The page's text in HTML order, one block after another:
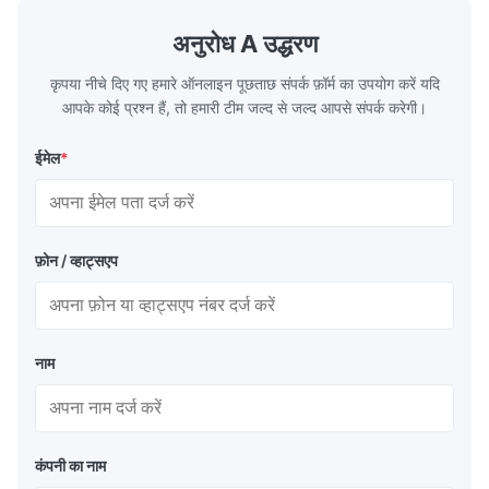
the basic component of boiler water
circulation loop.Because of both cooling
अनुरोध A उद्धरण
कृपया नीचे दिए गए हमारे ऑनलाइन पूछताछ संपर्क फ़ॉर्म का उपयोग करें यदि
आपके कोई प्रश्न हैं, तो हमारी टीम जल्द से जल्द आपसे संपर्क करेगी।
ईमेल*
फ़ोन / व्हाट्सएप
नाम
कंपनी का नाम